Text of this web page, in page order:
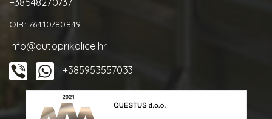
+38548270737
OIB: 76410780849
info@autoprikolice.hr
+385953557033